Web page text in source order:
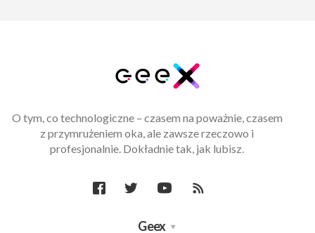
O tym, co technologiczne – czasem na poważnie, czasem
z przymrużeniem oka, ale zawsze rzeczowo i
profesjonalnie. Dokładnie tak, jak lubisz.
Geex